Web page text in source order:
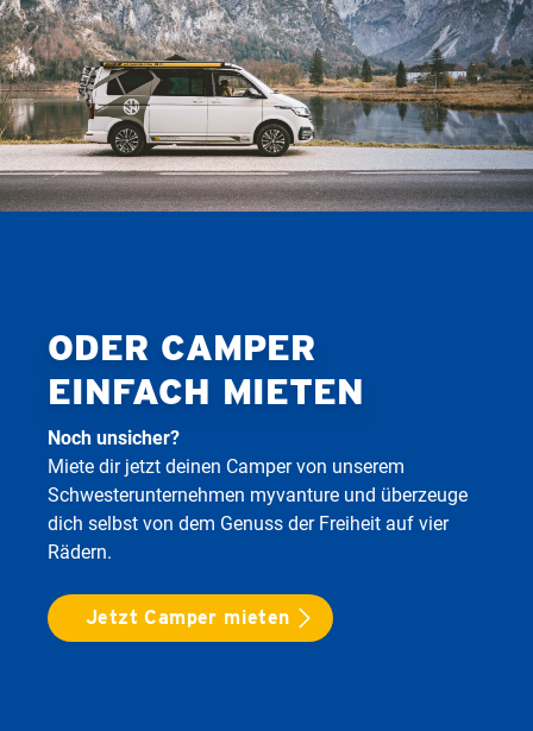
ODER CAMPER
EINFACH MIETEN
Noch unsicher?
Miete dir jetzt deinen Camper von unserem
Schwesterunternehmen myvanture und überzeuge
dich selbst von dem Genuss der Freiheit auf vier
Rädern.
Jetzt Camper mieten